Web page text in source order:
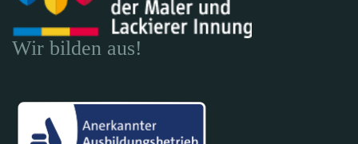
Wir bilden aus!